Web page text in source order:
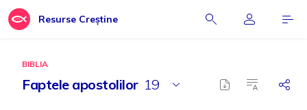
Resurse Creștine
BIBLIA
Faptele apostolilor 19